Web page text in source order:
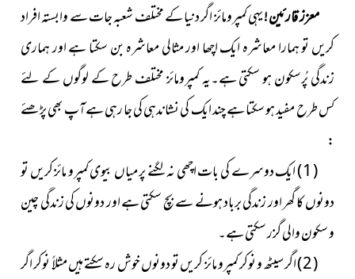
معزز قارئین !یہی کمپرومائز اگر دنیا کے مختلف شعبہ جات سے وابستہ افراد
کریں تو ہمارا معاشرہ ایک اچھا اور مثالی معاشرہ بن سکتا ہے اور ہماری
زندگی پُرسکون ہو سکتی ہے۔یہ کمپرومائز مختلف طرح کے لوگوں کے لئے
کس طرح مفید ہو سکتا ہے چند ایک کی نشاندہی کی جا رہی ہےآپ بھی پڑھئے
:
( 1 ) ایک دوسرے کی بات اچھی نہ لگنے پر میاں بیوی کمپرو مائز کریں تو
دونوں کا گھر اور زندگی برباد ہونے سے بچ سکتی ہے اور دونوں کی زندگی چین
و سکون والی گزر سکتی ہے۔
( 2 ) اگر سیٹھ و نوکر کمپرو مائز کریں تو دونوں خوش رہ سکتے ہیں مثلاً نوکر اگر